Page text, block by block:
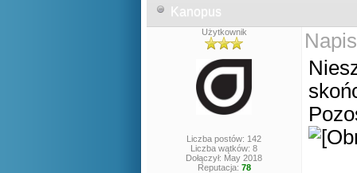
Kanopus
Użytkownik
Liczba postów: 142
Liczba wątków: 8
Dołączył: May 2018
Reputacja: 78